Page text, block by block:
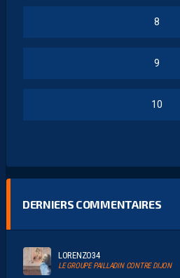
8
9
10
DERNIERS COMMENTAIRES
LORENZO34
LE GROUPE PAILLADIN CONTRE DIJON